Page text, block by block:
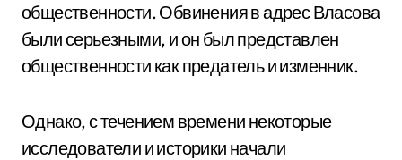
общественности. Обвинения в адрес Власова
были серьезными, и он был представлен
общественности как предатель и изменник.
Однако, с течением времени некоторые
исследователи и историки начали